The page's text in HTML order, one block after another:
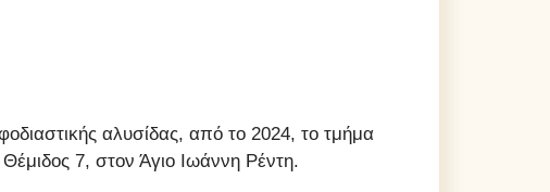
αλυσίδας, από το 2024, το τμήμα
Θέμιδος 7, στον Άγιο Ιωάννη Ρέντη.